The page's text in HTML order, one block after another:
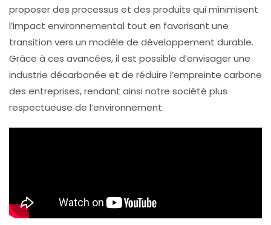
proposer des processus et des produits qui minimisent
l’impact environnemental tout en favorisant une
transition vers un modèle de développement durable.
Grâce à ces avancées, il est possible d’envisager une
industrie décarbonée et de réduire l’empreinte carbone
des entreprises, rendant ainsi notre société plus
respectueuse de l’environnement.